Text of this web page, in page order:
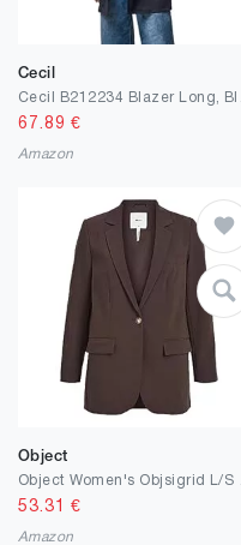
Cecil
67.89 €
Amazon
Object
53.31 €
Amazon